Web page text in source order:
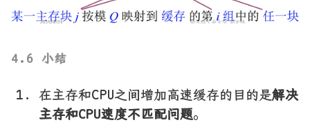
4.6 小结
在主存和CPU之间增加高速缓存的目的是解决
主存和CPU速度不匹配问题。